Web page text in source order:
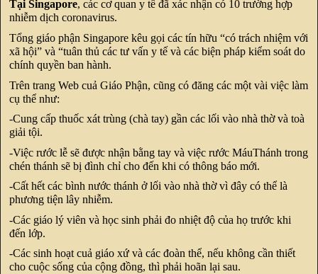
Tại Singapore, các cơ quan y tế đã xác nhận có 10 trường hợp
nhiễm dịch coronavirus.
Tổng giáo phận Singapore kêu gọi các tín hữu “có trách nhiệm với
xã hội” và “tuân thủ các tư vấn y tế và các biện pháp kiểm soát do
chính quyền ban hành.
Trên trang Web cuả Giáo Phận, cũng có đăng các một vài việc làm
cụ thể như:
-Cung cấp thuốc xát trùng (chà tay) gần các lối vào nhà thờ và toà
giải tội.
-Việc rước lễ sẽ được nhận bằng tay và việc rước MáuThánh trong
chén thánh sẽ bị đình chỉ cho đến khi có thông báo mới.
-Cất hết các bình nước thánh ở lối vào nhà thờ vì đây có thể là
phương tiện lây nhiễm.
-Các giáo lý viên và học sinh phải đo nhiệt độ của họ trước khi
đến lớp.
-Các sinh hoạt cuả giáo xứ và các đoàn thể, nếu không cần thiết
cho cuộc sống của cộng đồng, thì phải hoãn lại sau.